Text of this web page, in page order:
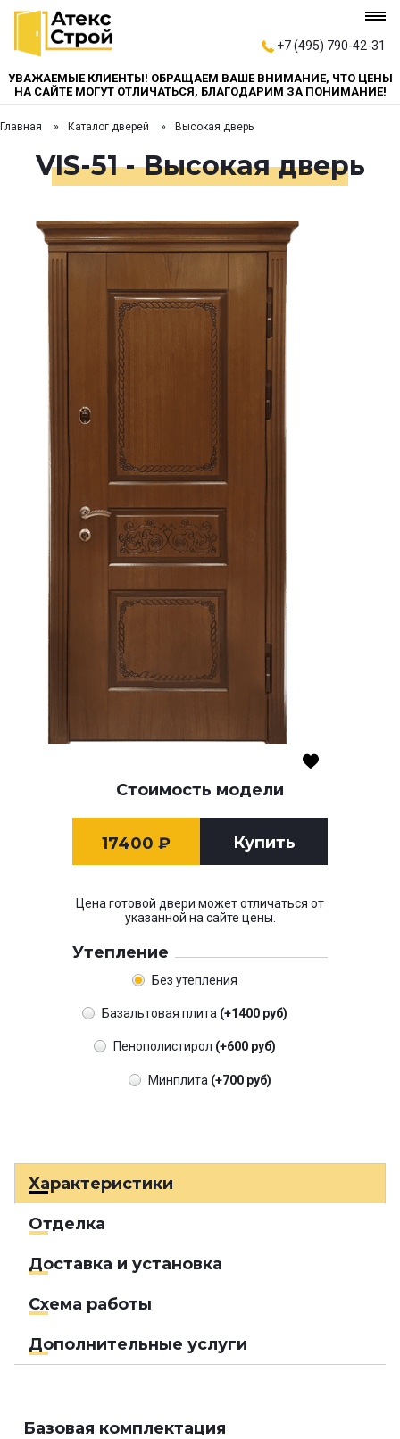
+7 (495) 790-42-31
УВАЖАЕМЫЕ КЛИЕНТЫ! ОБРАЩАЕМ ВАШЕ ВНИМАНИЕ, ЧТО ЦЕНЫ
НА САЙТЕ МОГУТ ОТЛИЧАТЬСЯ, БЛАГОДАРИМ ЗА ПОНИМАНИЕ!
Главная Каталог дверей Высокая дверь
VIS-51 - Высокая дверь
Стоимость модели
17400 ₽ Купить
Цена готовой двери может отличаться от
указанной на сайте цены.
Утепление
Без утепления
Базальтовая плита (+1400 руб)
Пенополистирол (+600 руб)
Минплита (+700 руб)
Характеристики
Отделка
Доставка и установка
Схема работы
Дополнительные услуги
Базовая комплектация